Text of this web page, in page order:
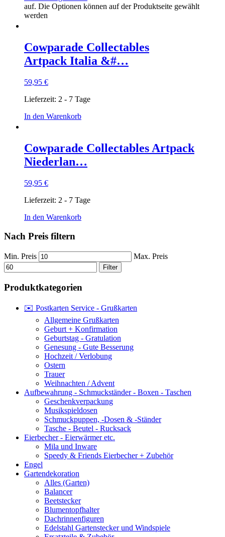
auf. Die Optionen können auf der Produktseite gewählt
werden
Cowparade Collectables
Artpack Italia &#…
59,95 €
Lieferzeit: 2 - 7 Tage
In den Warenkorb
Cowparade Collectables Artpack
Niederlan…
59,95 €
Lieferzeit: 2 - 7 Tage
In den Warenkorb
Nach Preis filtern
Min. Preis Max. Preis
Filter
Produktkategorien
✉️ Postkarten Service - Grußkarten
Allgemeine Grußkarten
Geburt + Konfirmation
Geburtstag - Gratulation
Genesung - Gute Besserung
Hochzeit / Verlobung
Ostern
Trauer
Weihnachten / Advent
Aufbewahrung - Schmuckständer - Boxen - Taschen
Geschenkverpackung
Musikspieldosen
Schmuckpuppen, -Dosen & -Ständer
Tasche - Beutel - Rucksack
Eierbecher - Eierwärmer etc.
Mila und Inware
Speedy & Friends Eierbecher + Zubehör
Engel
Gartendekoration
Alles (Garten)
Balancer
Beetstecker
Blumentopfhalter
Dachrinnenfiguren
Edelstahl Gartenstecker und Windspiele